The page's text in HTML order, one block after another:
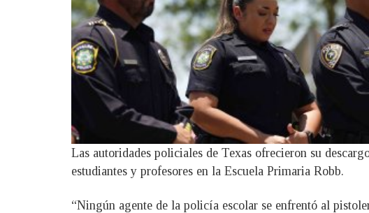
Las autoridades policiales de Texas ofrecieron su
estudiantes y profesores en la Escuela Primaria Robb.
“Ningún agente de la policía escolar se enfrentó al